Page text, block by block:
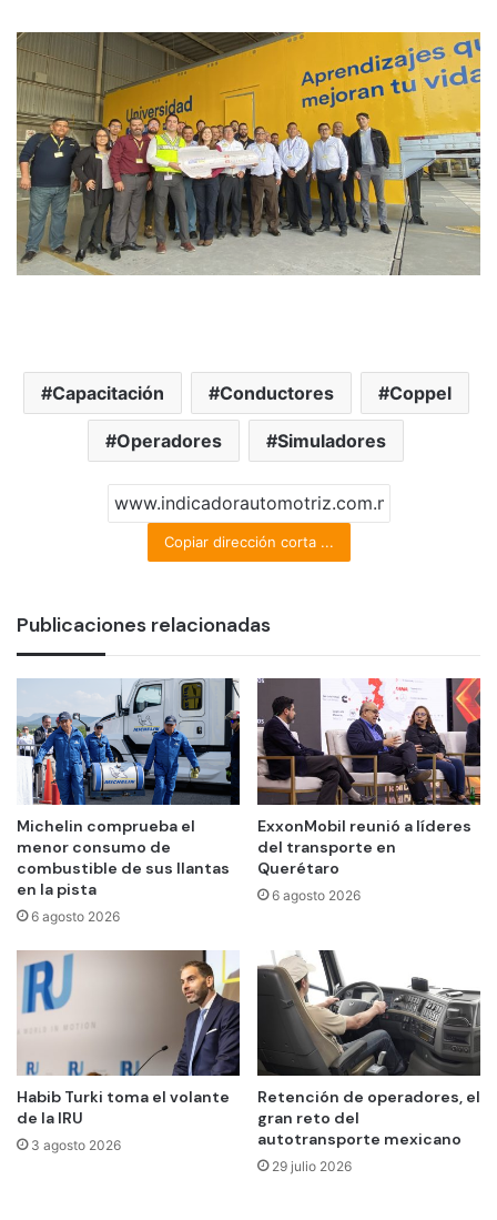
Capacitación Conductores Coppel
Operadores Simuladores
Copiar dirección corta ...
Publicaciones relacionadas
Michelin comprueba el
menor consumo de
combustible de sus llantas
en la pista
6 agosto 2026
ExxonMobil reunió a líderes
del transporte en
Querétaro
6 agosto 2026
Habib Turki toma el volante
de la IRU
3 agosto 2026
Retención de operadores, el
gran reto del
autotransporte mexicano
29 julio 2026